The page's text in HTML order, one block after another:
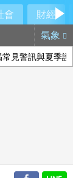
會
財經
氣象
見警訊與夏季護